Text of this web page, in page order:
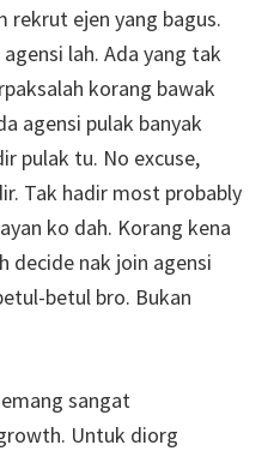
rekrut ejen yang bagus.
lah. Ada yang tak
korang bawak
agensi pulak banyak
pulak tu. No excuse,
Tak hadir most probably
ko dah. Korang kena
decide nak join agensi
betul bro. Bukan
sangat
Untuk diorg